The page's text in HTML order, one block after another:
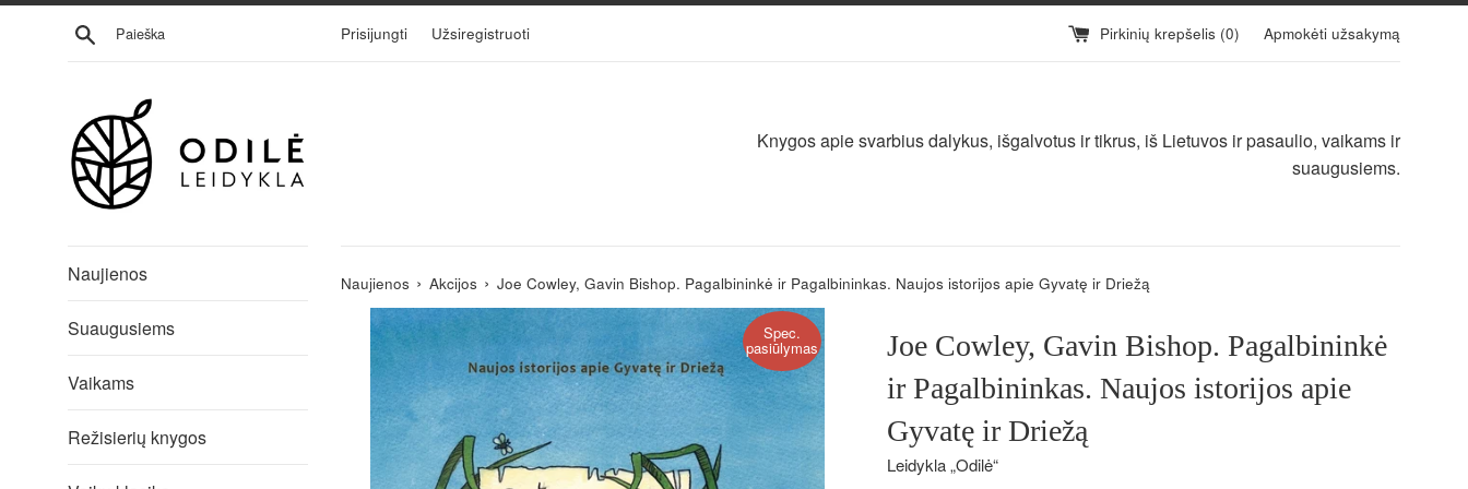
Eiti
Ieškoti Prisijungti Užsiregistruoti Pirkinių krepšelis (0) Apmokėti užsakymą
Knygos apie svarbius dalykus, išgalvotus ir tikrus, iš Lietuvos ir pasaulio, vaikams ir
suaugusiems.
Naujienos
Suaugusiems
Vaikams
Režisierių knygos
Naujienos › Akcijos › Joe Cowley, Gavin Bishop. Pagalbininkė ir Pagalbininkas. Naujos istorijos apie Gyvatę ir Driežą
Spec.
pasiūlymas
Joe Cowley, Gavin Bishop. Pagalbininkė
ir Pagalbininkas. Naujos istorijos apie
Gyvatę ir Driežą
Leidykla „Odilė“